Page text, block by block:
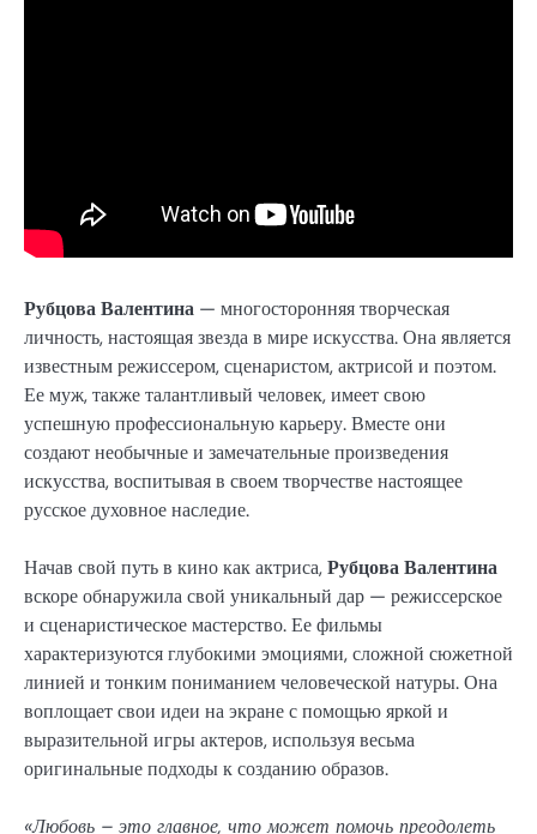
Рубцова Валентина — многосторонняя творческая
личность, настоящая звезда в мире искусства. Она является
известным режиссером, сценаристом, актрисой и поэтом.
Ее муж, также талантливый человек, имеет свою
успешную профессиональную карьеру. Вместе они
создают необычные и замечательные произведения
искусства, воспитывая в своем творчестве настоящее
русское духовное наследие.
Начав свой путь в кино как актриса,Рубцова Валентина
вскоре обнаружила свой уникальный дар — режиссерское
и сценаристическое мастерство. Ее фильмы
характеризуются глубокими эмоциями, сложной сюжетной
линией и тонким пониманием человеческой натуры. Она
воплощает свои идеи на экране с помощью яркой и
выразительной игры актеров, используя весьма
оригинальные подходы к созданию образов.
«Любовь – это главное, что может помочь преодолеть